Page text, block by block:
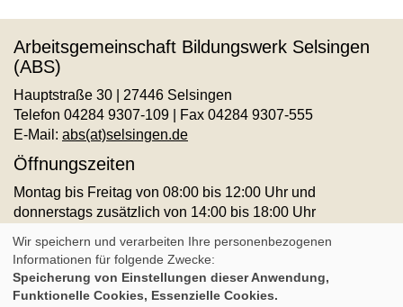
Arbeitsgemeinschaft Bildungswerk Selsingen
(ABS)
Hauptstraße 30 | 27446 Selsingen
Telefon 04284 9307-109 | Fax 04284 9307-555
E-Mail: abs(at)selsingen.de
Öffnungszeiten
Montag bis Freitag von 08:00 bis 12:00 Uhr und
donnerstags zusätzlich von 14:00 bis 18:00 Uhr
AGB
Impressum Datenschutz Widerruf
Cookie Einstellungen
Wir speichern und verarbeiten Ihre personenbezogenen
Informationen für folgende Zwecke:
Speicherung von Einstellungen dieser Anwendung,
Funktionelle Cookies, Essenzielle Cookies.